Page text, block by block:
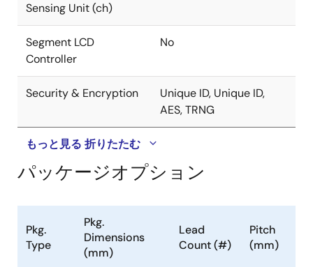
Sensing Unit (ch)
Segment LCD
Controller
No
Security & Encryption
Unique ID, Unique ID,
AES, TRNG
もっと見る 折りたたむ
パッケージオプション
Pkg.
Type
Pkg.
Dimensions
(mm)
Lead
Count (#)
Pitch
(mm)